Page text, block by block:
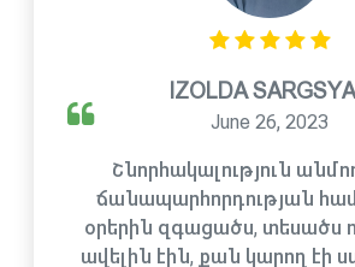
IZOLDA
June 26, 2023
Շնորհակալություն
ճանապարհորդության
օրերին զգացածս, տեսածս
ավելին էին, քան կարող էի